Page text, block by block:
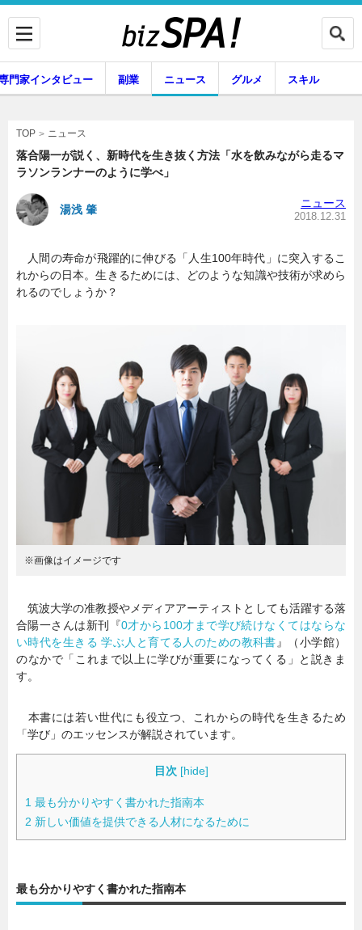
専門家インタビュー
副業 ニュース
暮らし エンタメ
連載一覧
門家インタビュー 副業 ニュース グルメ スキル
TOP ニュース
落合陽一が説く、新時代を生き抜く方法「水を飲みながら走るマ
ラソンランナーのように学べ」
湯浅 肇 ニュース
2018.12.31
人間の寿命が飛躍的に伸びる「人生100年時代」に突入するこ
れからの日本。生きるためには、どのような知識や技術が求めら
れるのでしょうか？
※画像はイメージです
筑波大学の准教授やメディアアーティストとしても活躍する落
合陽一さんは新刊『0才から100才まで学び続けなくてはならな
い時代を生きる 学ぶ人と育てる人のための教科書 』（小学館）
のなかで「これまで以上に学びが重要になってくる」と説きま
す。
本書には若い世代にも役立つ、これからの時代を生きるため
「学び」のエッセンスが解説されています。
目次 [hide]
1 最も分かりやすく書かれた指南本
2 新しい価値を提供できる人材になるために
最も分かりやすく書かれた指南本